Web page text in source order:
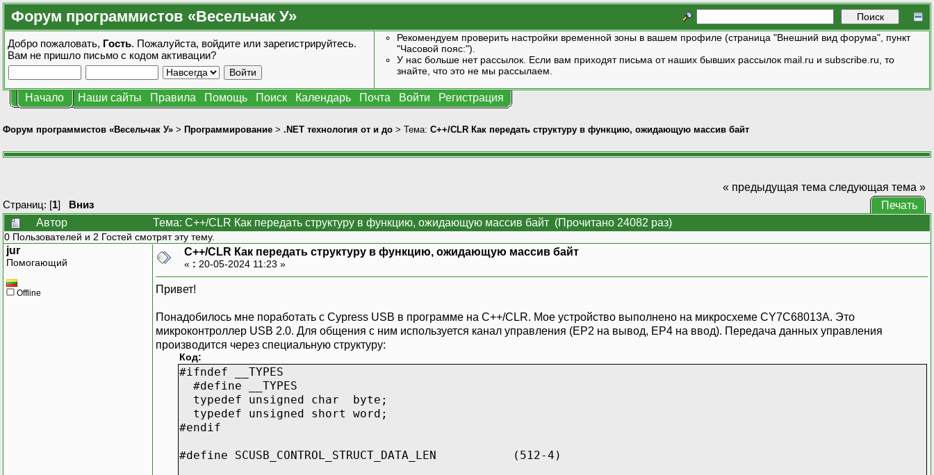
Форум программистов «Весельчак У»
Добро пожаловать, Гость. Пожалуйста, войдите или зарегистрируйтесь.
Вам не пришло письмо с кодом активации?
Рекомендуем проверить настройки временной зоны в вашем профиле (страница "Внешний вид форума", пункт
"Часовой пояс:").
У нас больше нет рассылок. Если вам приходят письма от наших бывших рассылок mail.ru и subscribe.ru, то
знайте, что это не мы рассылаем.
Начало Наши сайты Правила Помощь Поиск Календарь Почта Войти Регистрация
Форум программистов «Весельчак У» > Программирование > .NET технология от и до > Тема: C++/CLR Как передать структуру в функцию, ожидающую массив байт
Страниц: [1] Вниз
« предыдущая тема следующая тема »
Печать
Автор
Тема: C++/CLR Как передать структуру в функцию, ожидающую массив байт (Прочитано 24082 раз)
0 Пользователей и 2 Гостей смотрят эту тему.
jur
Помогающий
Offline
C++/CLR Как передать структуру в функцию, ожидающую массив байт
« : 20-05-2024 11:23 »
Привет!
Понадобилось мне поработать с Cypress USB в программе на C++/CLR. Мое устройство выполнено на микросхеме CY7C68013A. Это
микроконтроллер USB 2.0. Для общения с ним используется канал управления (EP2 на вывод, EP4 на ввод). Передача данных управления
производится через специальную структуру:
Код:
#ifndef __TYPES
#define __TYPES
typedef unsigned char byte;
typedef unsigned short word;
#endif
#define SCUSB_CONTROL_STRUCT_DATA_LEN (512-4)